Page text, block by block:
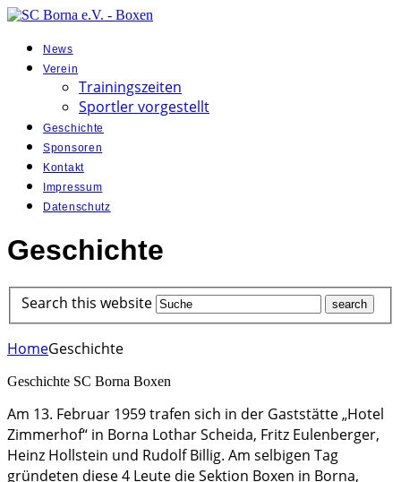
News
Verein
Trainingszeiten
Sportler vorgestellt
Geschichte
Sponsoren
Kontakt
Impressum
Datenschutz
Geschichte
Search this website
HomeGeschichte
Geschichte SC Borna Boxen
Am 13. Februar 1959 trafen sich in der Gaststätte „Hotel
Zimmerhof“ in Borna Lothar Scheida, Fritz Eulenberger,
Heinz Hollstein und Rudolf Billig. Am selbigen Tag
gründeten diese 4 Leute die Sektion Boxen in Borna,